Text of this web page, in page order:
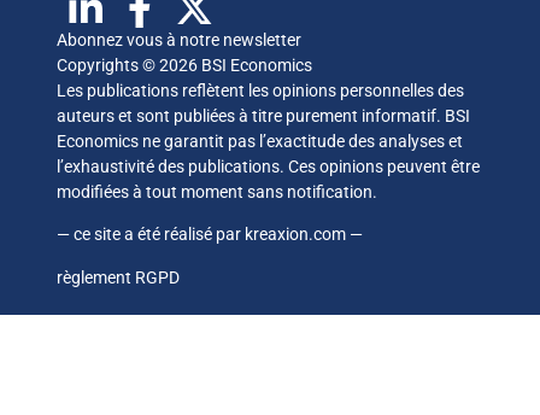
Abonnez vous à notre newsletter
Copyrights © 2026 BSI Economics
Les publications reflètent les opinions personnelles des
auteurs et sont publiées à titre purement informatif. BSI
Economics ne garantit pas l’exactitude des analyses et
l’exhaustivité des publications. Ces opinions peuvent être
modifiées à tout moment sans notification.
— ce site a été réalisé par kreaxion.com —
règlement RGPD